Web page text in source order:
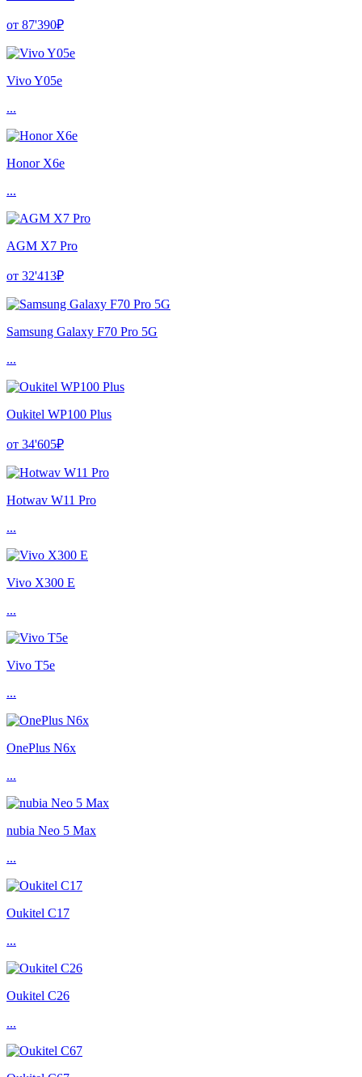
от 87'390₽
Vivo Y05e
...
Honor X6e
...
AGM X7 Pro
от 32'413₽
Samsung Galaxy F70 Pro 5G
...
Oukitel WP100 Plus
от 34'605₽
Hotwav W11 Pro
...
Vivo X300 E
...
Vivo T5e
...
OnePlus N6x
...
nubia Neo 5 Max
...
Oukitel C17
...
Oukitel C26
...